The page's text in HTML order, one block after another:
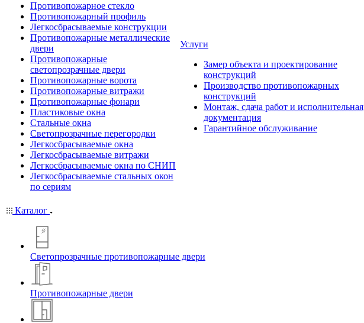
Противопожарное стекло
Противопожарный профиль
Легкосбрасываемые конструкции
Противопожарные металлические
двери
Противопожарные
светопрозрачные двери
Противопожарные ворота
Противопожарные витражи
Противопожарные фонари
Пластиковые окна
Стальные окна
Светопрозрачные перегородки
Легкосбрасываемые окна
Легкосбрасываемые витражи
Легкосбрасываемые окна по СНИП
Легкосбрасываемые стальных окон
по сериям
Услуги
Замер объекта и проектирование
конструкций
Производство противопожарных
конструкций
Монтаж, сдача работ и исполнительная
документация
Гарантийное обслуживание
Каталог
Светопрозрачные противопожарные двери
Противопожарные двери